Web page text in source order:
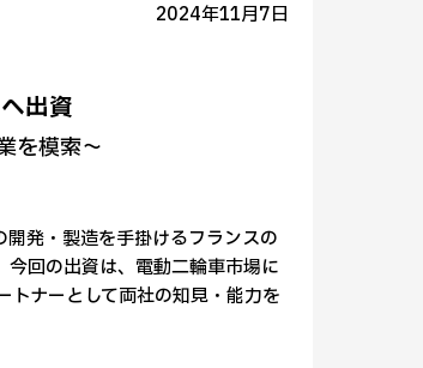
2024年11月7日
出資
を模索～
発・製造を手掛けるフランスの
回の出資は、電動二輪車市場に
ナーとして両社の知見・能力を